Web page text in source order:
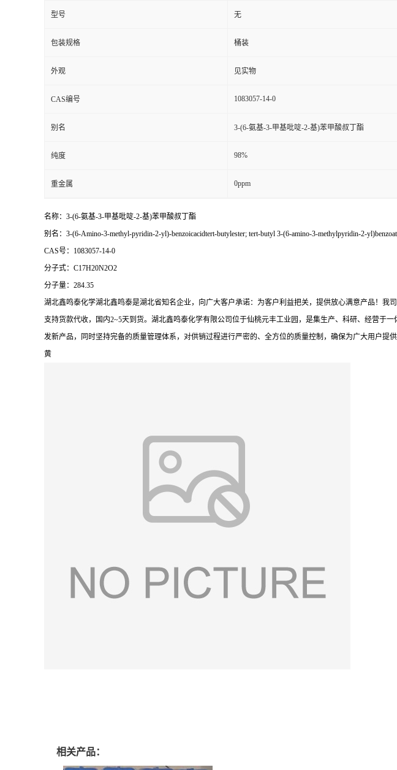
型号 无
包装规格 桶装
外观 见实物
CAS编号 1083057-14-0
别名 3-(6-氨基-3-甲基吡啶-2-基)苯甲酸叔丁酯
纯度 98%
重金属 0ppm
名称：3-(6-氨基-3-甲基吡啶-2-基)苯甲酸叔丁酯
别名：3-(6-Amino-3-methyl-pyridin-2-yl)-benzoicacidtert-butylester; tert-butyl 3-(6-amino-3-methylpyridin-2-
CAS号：1083057-14-0
分子式：C17H20N2O2
分子量：284.35
湖北鑫鸣泰化学湖北鑫鸣泰是湖北省知名企业，向广大客户承诺：为客户利益把关，提供放心满意产品！
支持货款代收，国内2~5天到货。湖北鑫鸣泰化学有限公司位于仙桃元丰工业园，是集生产、科研、经营于
发新产品，同时坚持完备的质量管理体系，对供销过程进行严密的、全方位的质量控制，确保为广大用户提
黄
相关产品：